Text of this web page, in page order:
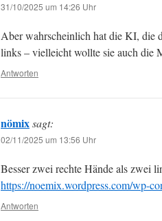
31/10/2025 um 14:26 Uhr
Aber wahrscheinlich hat die KI, die
links – vielleicht wollte sie auch die
Antworten
nömixsagt:
02/11/2025 um 13:56 Uhr
Besser zwei rechte Hände als zwei
https://noemix.wordpress.com/wp-
Antworten